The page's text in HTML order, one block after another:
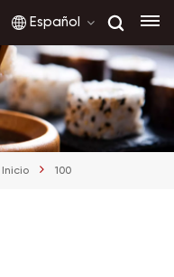
Español
Inicio 100